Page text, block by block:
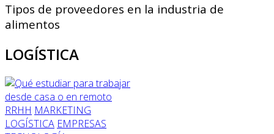
Tipos de proveedores en la industria de
alimentos
LOGÍSTICA
RRHH MARKETING
LOGÍSTICA EMPRESAS